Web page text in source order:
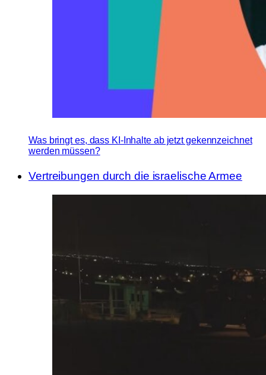
Was bringt es, dass KI-Inhalte ab jetzt gekennzeichnet
werden müssen?
Vertreibungen durch die israelische Armee